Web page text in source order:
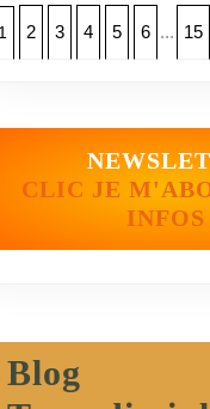
1 2 3 4 5 6 ... 15
CLIC JE
INFOS
Blog